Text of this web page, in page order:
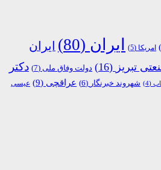
امریکا (5) ایران (80)
ایران
تبریز (16) دولت وفاق ملی (7)
دکتر
(4) شهروند خبرنگار (6) عراقچی (9)
عیسی